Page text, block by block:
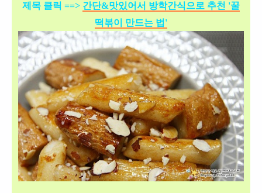
제목 클릭 ==> 간단&맛있어서 방학간식으로 추천 '꿀
떡볶이 만드는 법'